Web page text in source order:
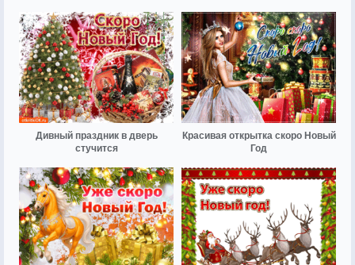
Дивный праздник в дверь
стучится
Красивая открытка скоро Новый
Год